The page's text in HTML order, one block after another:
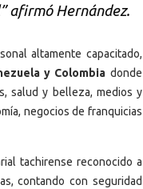
afirmó Hernández.
altamente capacitado,
y Colombia donde
salud y belleza, medios y
negocios de franquicias
tachirense reconocido a
contando con seguridad